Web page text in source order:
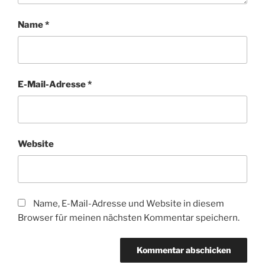
Name*
E-Mail-Adresse*
Website
Name, E-Mail-Adresse und Website in diesem
Browser für meinen nächsten Kommentar speichern.